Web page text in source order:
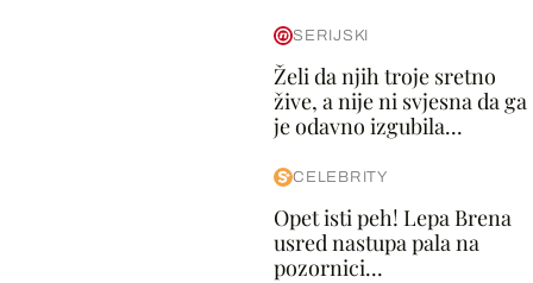
SERIJSKI
Želi da njih troje sretno
žive, a nije ni svjesna da ga
je odavno izgubila...
CELEBRITY
Opet isti peh! Lepa Brena
usred nastupa pala na
pozornici...